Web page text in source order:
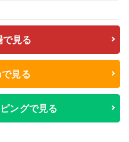
で見る
見る
ングで見る